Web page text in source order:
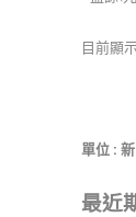
目前顯
單位 :
最近